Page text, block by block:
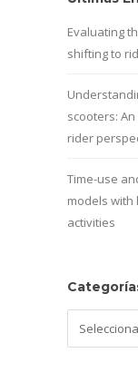
Evaluating
shifting to
scooters:
rider
Time-use
models with
activities